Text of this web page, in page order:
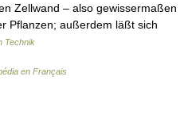
Zellwand – also gewissermaßen
Pflanzen; außerdem läßt sich
Technik
en Français